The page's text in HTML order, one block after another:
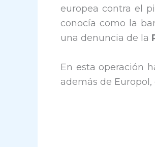
europea contra el
conocía como la
una denuncia de la
En esta operación
además de